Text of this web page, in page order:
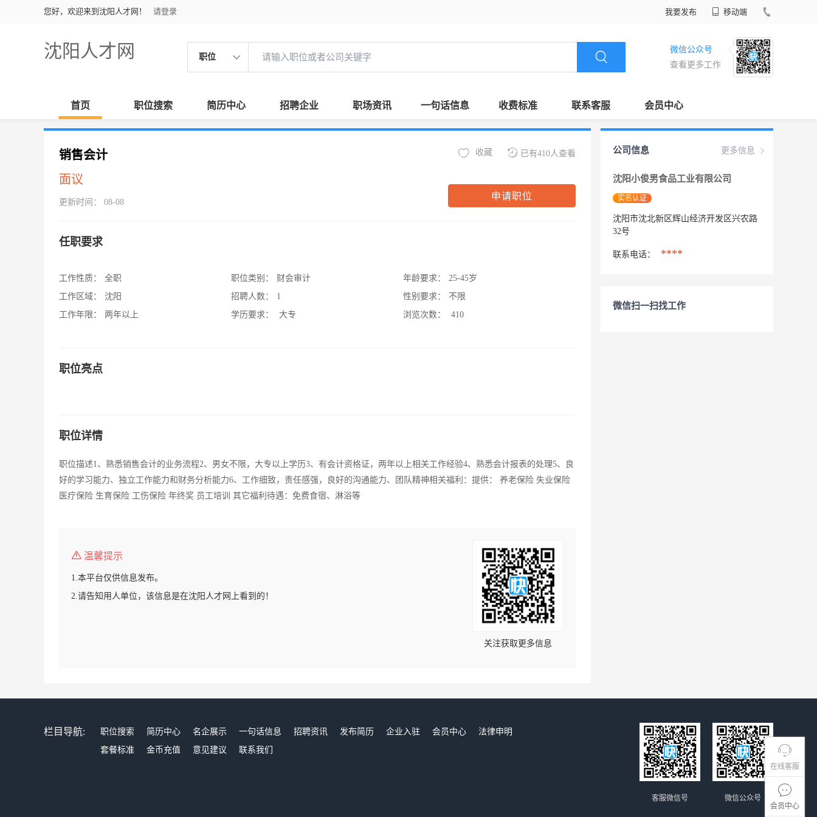
您好，欢迎来到沈阳人才网！ 请登录 我要发布 移动端
沈阳人才网 职位
微信公众号
查看更多工作
首页 职位搜索 简历中心 招聘企业 职场资讯 一句话信息 收费标准 联系客服 会员中心
在线客服
会员中心
销售会计
面议
更新时间： 08-08
已有410人查看
收藏
申请职位
任职要求
工作性质：
全职
工作区域：
沈阳
工作年限：
两年以上
职位类别：
财会审计
招聘人数：
1
学历要求：
大专
年龄要求：
25-45岁
性别要求：
不限
浏览次数：
410
职位亮点
职位详情
职位描述1、熟悉销售会计的业务流程2、男女不限，大专以上学历3、有会计资格证，两年以上相关工作经验4、熟悉会计报表的处理5、良
好的学习能力、独立工作能力和财务分析能力6、工作细致，责任感强，良好的沟通能力、团队精神相关福利：提供： 养老保险 失业保险
医疗保险 生育保险 工伤保险 年终奖 员工培训 其它福利待遇：免费食宿、淋浴等
温馨提示
1.本平台仅供信息发布。
2.请告知用人单位，该信息是在沈阳人才网上看到的！
关注获取更多信息
更多信息
公司信息
沈阳小俊男食品工业有限公司
实名认证
沈阳市沈北新区辉山经济开发区兴农路
32号
联系电话： ****
微信扫一扫找工作
栏目导航: 职位搜索 简历中心 名企展示 一句话信息 招聘资讯 发布简历 企业入驻 会员中心
法律申明
套餐标准
金币充值 意见建议 联系我们
微信公众号
客服微信号